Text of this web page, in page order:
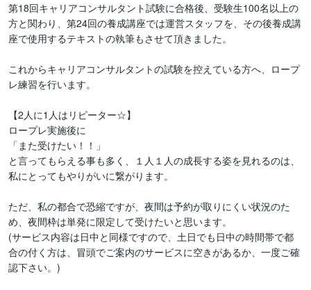
第18回キャリアコンサルタント試験に合格後、受験生100名以上の
方と関わり、第24回の養成講座では運営スタッフを、その後養成講
座で使用するテキストの執筆もさせて頂きました。
これからキャリアコンサルタントの試験を控えている方へ、ロープ
レ練習を行います。
【2人に1人はリピーター☆】
ロープレ実施後に
「また受けたい！！」
と言ってもらえる事も多く、１人１人の成長する姿を見れるのは、
私にとってもやりがいに繋がります。
ただ、私の都合で恐縮ですが、夜間は予約が取りにくい状況のた
め、夜間枠は単発に限定して受けたいと思います。
(サービス内容は日中と同様ですので、土日でも日中の時間帯で都
合の付く方は、冒頭でご案内のサービスに空きがあるか、一度ご確
認下さい。)